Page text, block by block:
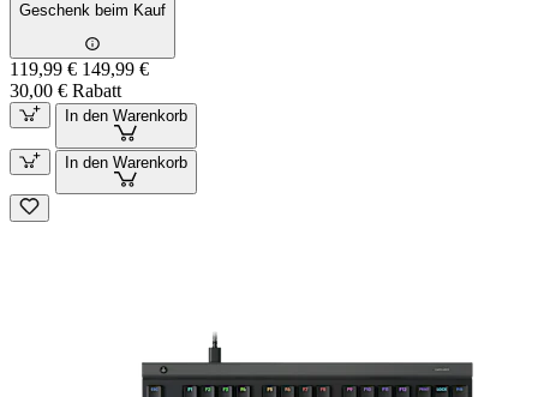
Geschenk beim Kauf
119,99 € 149,99 €
30,00 € Rabatt
In den Warenkorb
In den Warenkorb